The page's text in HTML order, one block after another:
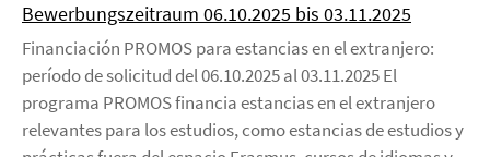
Bewerbungszeitraum 06.10.2025 bis 03.11.2025
Financiación PROMOS para estancias en el extranjero:
período de solicitud del 06.10.2025 al 03.11.2025 El
programa PROMOS financia estancias en el extranjero
relevantes para los estudios, como estancias de estudios y